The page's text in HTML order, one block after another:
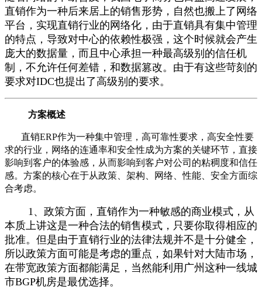
直销作为一种后来居上的销售形势，自然也搬上了网络
平台，实现直销行业的网络化，由于直销具有集中管理
的特点，导致对中心的依赖性极强，这个时候就会产生
庞大的数据量，而且中心承担一种最高级别的信任机
制，不允许任何差错，和数据篡改。由于有这些苛刻的
要求对IDC也提出了高级别的要求。
方案概述
直销ERP作为一种集中管理，高可靠性要求，高安全性要
求的行业，网络的连通率和安全性成为方案的关键环节，直接
影响到客户的体验感，从而影响到客户对公司的粘稠度和信任
感。方案的核心在于从政策、架构、网络、性能、安全方面综
合考虑。
1、政策方面，直销作为一种敏感的商业模式，从
本质上讲这是一种合法的销售模式，只要你取得相应的
批准。但是由于直销行业的法律法规并不是十分健全，
所以政策方面可能是考虑的重点，如果针对大陆市场，
在带宽政策方面都能满足，当然能利用广州这种一线城
市BGP机房是最优选择。